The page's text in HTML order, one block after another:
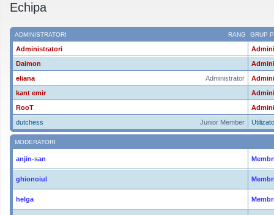
Echipa
RANG
ADMINISTRATORI GRUP
Administratori
Daimon
Administrator
eliana
kant emir
RooT
Junior Member
dutchess
MODERATORI
anjin-san
ghionoiul
helga